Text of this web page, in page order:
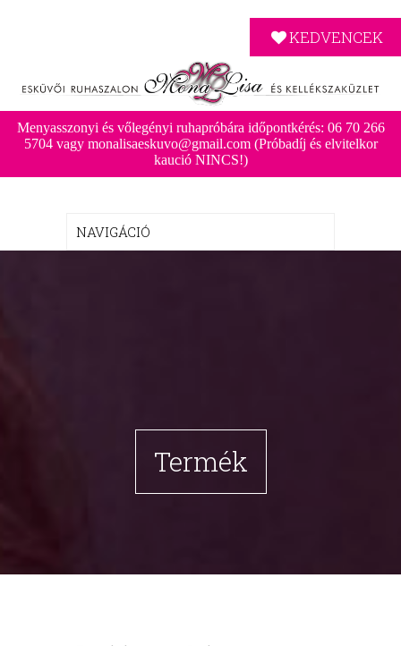
KEDVENCEK
Menyasszonyi és vőlegényi ruhapróbára időpontkérés: 06 70 266
5704 vagy monalisaeskuvo@gmail.com (Próbadíj és elvitelkor
kaució NINCS!)
Termék